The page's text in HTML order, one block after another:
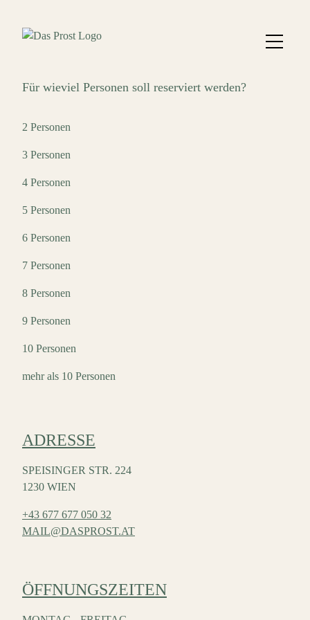
Für wieviel Personen soll reserviert werden?
2 Personen
3 Personen
4 Personen
5 Personen
6 Personen
7 Personen
8 Personen
9 Personen
10 Personen
mehr als 10 Personen
ADRESSE
SPEISINGER STR. 224
1230 WIEN
+43 677 677 050 32
MAIL@DASPROST.AT
ÖFFNUNGSZEITEN